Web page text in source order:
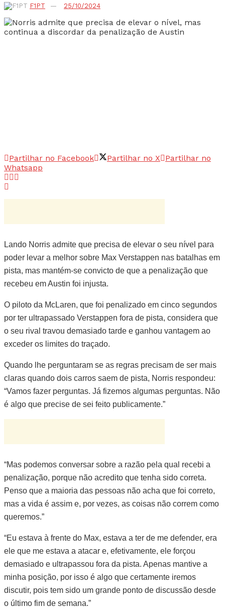
F1PT 25/10/2024
Partilhar no Facebook Partilhar no X
Partilhar no
Whatsapp
Lando Norris admite que precisa de elevar o seu nível para
poder levar a melhor sobre Max Verstappen nas batalhas em
pista, mas mantém-se convicto de que a penalização que
recebeu em Austin foi injusta.
O piloto da McLaren, que foi penalizado em cinco segundos
por ter ultrapassado Verstappen fora de pista, considera que
o seu rival travou demasiado tarde e ganhou vantagem ao
exceder os limites do traçado.
Quando lhe perguntaram se as regras precisam de ser mais
claras quando dois carros saem de pista, Norris respondeu:
“Vamos fazer perguntas. Já fizemos algumas perguntas. Não
é algo que precise de sei feito publicamente.”
“Mas podemos conversar sobre a razão pela qual recebi a
penalização, porque não acredito que tenha sido correta.
Penso que a maioria das pessoas não acha que foi correto,
mas a vida é assim e, por vezes, as coisas não correm como
queremos.”
“Eu estava à frente do Max, estava a ter de me defender, era
ele que me estava a atacar e, efetivamente, ele forçou
demasiado e ultrapassou fora da pista. Apenas mantive a
minha posição, por isso é algo que certamente iremos
discutir, pois tem sido um grande ponto de discussão desde
o último fim de semana.”